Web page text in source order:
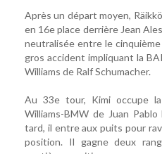
Après un départ moyen,
en 16e place derrière Jean
neutralisée entre le
gros accident impliquant la
Williams de Ralf Schumacher.
Au 33e tour, Kimi occupe
Williams-BMW de Juan
tard, il entre aux puits pour
position. Il gagne deux